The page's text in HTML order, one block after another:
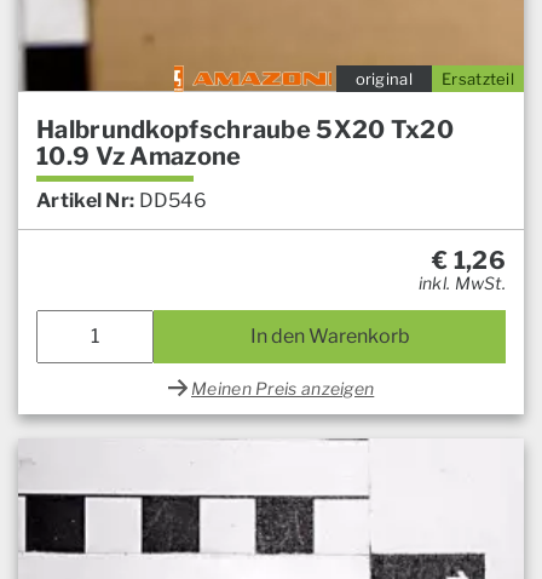
Ersatzteil
original
Halbrundkopfschraube 5X20 Tx20
10.9 Vz Amazone
Artikel Nr: DD546
€ 1,26
inkl. MwSt.
In den Warenkorb
Meinen Preis anzeigen